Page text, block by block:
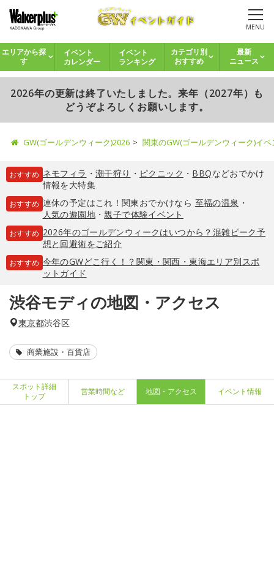
MENU
エリアから探
す
イベント
カレンダー
イベント
ランキング
カテゴリ別
おすすめ
最新
ニュース
2026年の更新は終了いたしました。来年（2027年）も
どうぞよろしくお願いします。
GW(ゴールデンウィーク)2026 関東のGW(ゴールデンウィーク)イ
おすすめ ネモフィラ ・ 潮干狩り ・ ピクニック ・ BBQなどおでかけ
情報を大特集
おすすめ 連休の予定はこれ！関東おでかけなら 至福の温泉 ・
人気の遊園地・親子で体験イベント
おすすめ 2026年のゴールデンウィークはいつから？混雑ピーク予
想と回避術をご紹介
おすすめ 今年のGWどこ行く！？関東・関西・東海エリア別スポ
ットガイド
渋谷モディの地図・アクセス
東京都渋谷区
商業施設・百貨店
スポット詳細
トップ
営業時間など 地図・アクセス イベント情報